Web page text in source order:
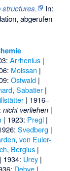
In:
abgerufen
Arrhenius|
Moissan |
Ostwald|
, Sabatier |
| 1916–
nicht verliehen|
| 1923: Pregl |
Svedberg |
, von Euler-
, Bergius |
| 1934: Urey |